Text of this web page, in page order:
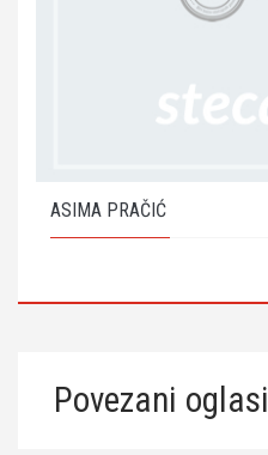
ASIMA PRAČIĆ
Povezani oglasi